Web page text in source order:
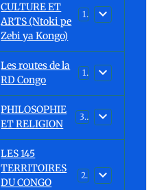
CULTURE ET
ARTS (Ntoki pe
Zebi ya Kongo)
15
Les routes de la
RD Congo
1
PHILOSOPHIE
ET RELIGION
32
LES 145
TERRITOIRES
DU CONGO
23